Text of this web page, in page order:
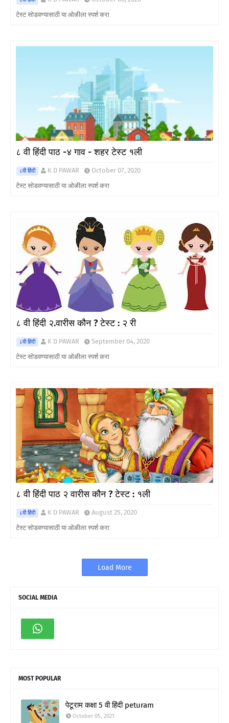
टेस्ट सोडवण्यासाठी या ओळीला स्पर्श करा
८ वी हिंदी पाठ -४ गाव - शहर टेस्ट १ली
८वी हिंदी K D PAWAR
October 07, 2020
टेस्ट सोडवण्यासाठी या ओळीला स्पर्श करा
८ वी हिंदी २.वारीस कौन ? टेस्ट : २ री
८वी हिंदी K D PAWAR
September 04, 2020
टेस्ट सोडवण्यासाठी या ओळीला स्पर्श करा
८ वी हिंदी पाठ २ वारीस कौन ? टेस्ट : १ली
८वी हिंदी K D PAWAR
August 25, 2020
टेस्ट सोडवण्यासाठी या ओळीला स्पर्श करा
Load More
SOCIAL MEDIA
MOST POPULAR
पेटूराम कक्षा 5 वी हिंदी peturam
October 05, 2021